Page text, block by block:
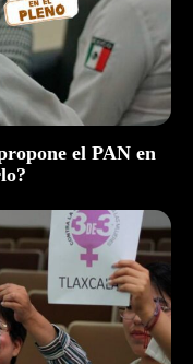
el PAN en